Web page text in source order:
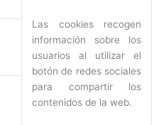
Las cookies recogen
información sobre los
usuarios al utilizar el
botón de redes sociales
para compartir los
contenidos de la web.